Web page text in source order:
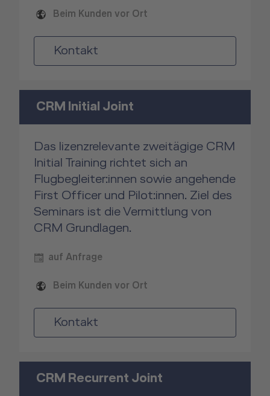
Beim Kunden vor Ort
Kontakt
CRM Initial Joint
Das lizenzrelevante zweitägige CRM
Initial Training richtet sich an
Flugbegleiter:innen sowie angehende
First Officer und Pilot:innen. Ziel des
Seminars ist die Vermittlung von
CRM Grundlagen.
auf Anfrage
Beim Kunden vor Ort
Kontakt
CRM Recurrent Joint